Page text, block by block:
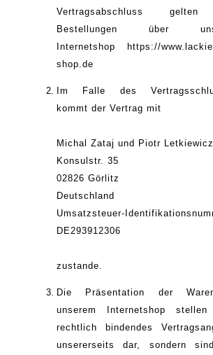
Vertragsabschluss
Bestellungen über
Internetshop https://
shop.de
Im Falle des
kommt der Vertrag mit
Michal Zataj und Piotr
Konsulstr. 35
02826 Görlitz
Deutschland
Umsatzsteuer-
DE293912306
zustande.
Die Präsentation der
unserem Internetshop
rechtlich bindendes
unsererseits dar, sondern